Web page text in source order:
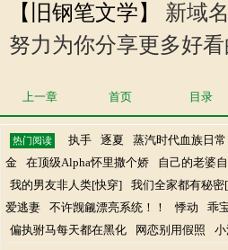
【旧钢笔文学】
新域
努力为你分享更多好
上一章 首页 目录
热门阅读 执手 逐夏 蒸汽时代血族日常
金
在顶级Alpha怀里撒个娇 自己的老婆
我的男友非人类[快穿]
我们全家都有秘密
爱逃妻
不许觊觎漂亮系统！！ 悸动 乖
偏执驸马每天都在黑化
网恋别用假照